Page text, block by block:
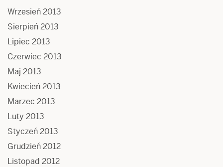
Wrzesień 2013
Sierpień 2013
Lipiec 2013
Czerwiec 2013
Maj 2013
Kwiecień 2013
Marzec 2013
Luty 2013
Styczeń 2013
Grudzień 2012
Listopad 2012